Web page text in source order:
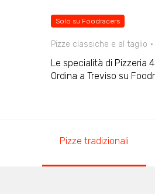
Solo su Foodracers
Pizze classiche e al taglio
Le specialità di Pizzeria
Ordina a Treviso su
Pizze tradizionali